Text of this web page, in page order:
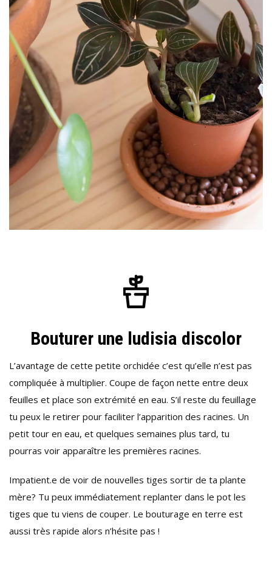
Bouturer une ludisia discolor
L’avantage de cette petite orchidée c’est qu’elle n’est pas
compliquée à multiplier. Coupe de façon nette entre deux
feuilles et place son extrémité en eau. S’il reste du feuillage
tu peux le retirer pour faciliter l’apparition des racines. Un
petit tour en eau, et quelques semaines plus tard, tu
pourras voir apparaître les premières racines.
Impatient.e de voir de nouvelles tiges sortir de ta plante
mère? Tu peux immédiatement replanter dans le pot les
tiges que tu viens de couper. Le bouturage en terre est
aussi très rapide alors n’hésite pas !